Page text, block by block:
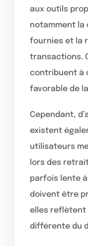
aux outils
notamment la
fournies et la
transactions.
contribuent à
favorable de
Cependant,
existent
utilisateurs
lors des
parfois lente
doivent être
elles reflètent
différente du